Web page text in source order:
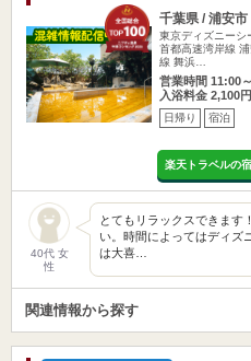
千葉県 / 浦安市
東京ディズニーシ
首都高速湾岸線
線 舞浜…
営業時間 11:00
入浴料金 2,100
日帰り 宿泊
楽天トラベルの
40代 女
性
とてもリラックスできます
い。時間によってはディズ
は大喜…
関連情報から探す